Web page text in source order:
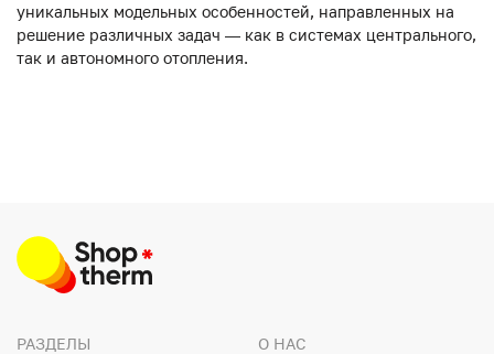
уникальных модельных особенностей, направленных на
решение различных задач — как в системах центрального,
так и автономного отопления.
РАЗДЕЛЫ О НАС